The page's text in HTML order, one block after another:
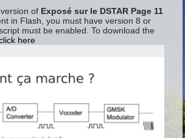
of Exposé sur le DSTAR Page 11
in Flash, you must have version 8 or
must be enabled. To download the
here